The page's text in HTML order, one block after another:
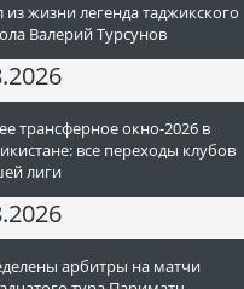
жизни легенда таджикского
Валерий Турсунов
трансферное окно-2026 в
все переходы клубов
лиги
арбитры на матчи